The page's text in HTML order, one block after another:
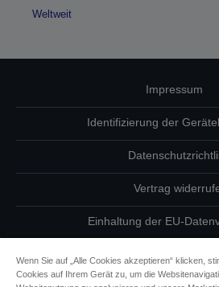
Weltweit
Impressum
Identifizierung der
Vertrag
Einhaltung der EU-
Wenn Sie auf „Alle Cookies akzeptieren“ klicken,
Cookies auf Ihrem Gerät zu, um die